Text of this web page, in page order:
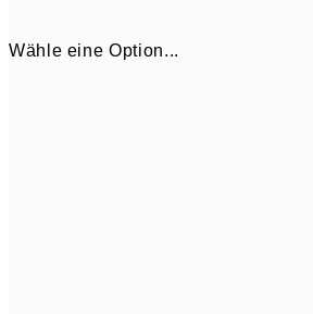
Wähle eine Option...